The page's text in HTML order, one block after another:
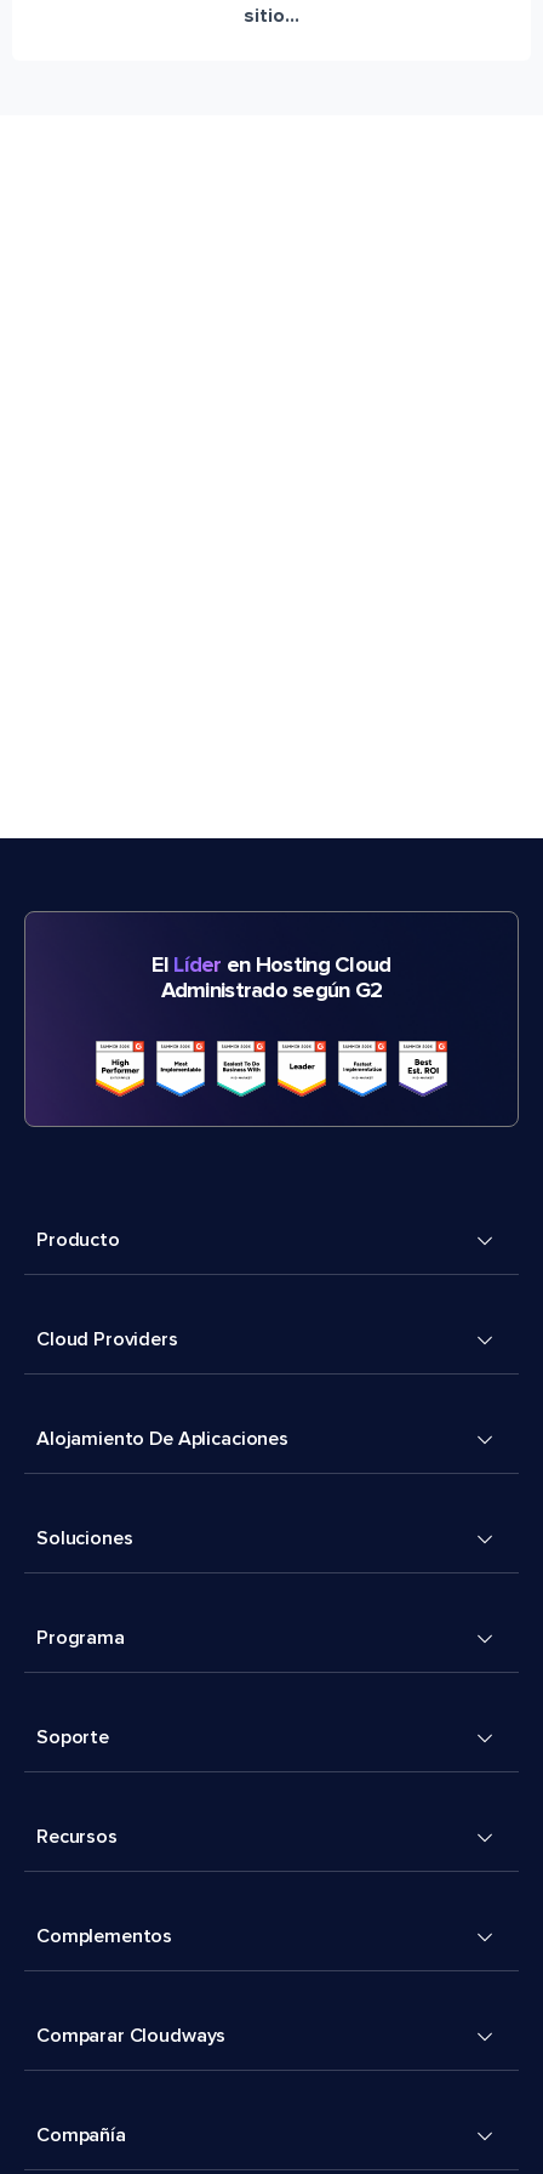
sitio...
El Líder en Hosting Cloud
Administrado según G2
Producto
Cloud Providers
Alojamiento De Aplicaciones
Soluciones
Programa
Soporte
Recursos
Complementos
Comparar Cloudways
Compañía